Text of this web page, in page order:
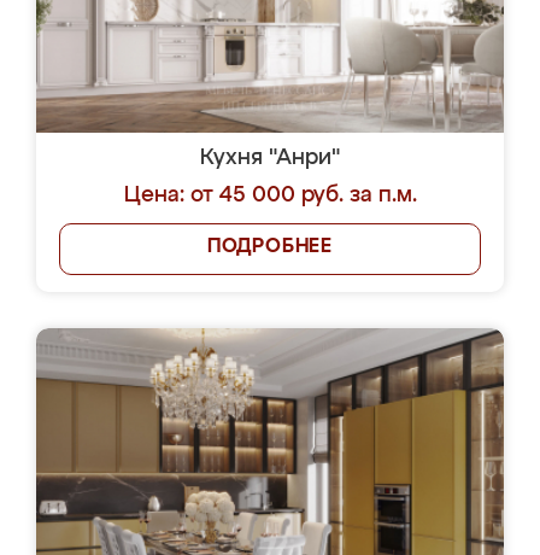
Кухня "Анри"
Цена: от 45 000 руб. за п.м.
ПОДРОБНЕЕ